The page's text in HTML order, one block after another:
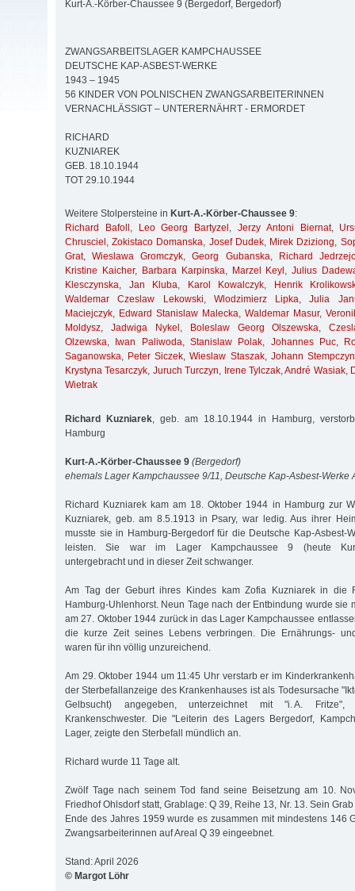
Kurt-A.-Körber-Chaussee 9 (Bergedorf, Bergedorf)
ZWANGSARBEITSLAGER KAMPCHAUSSEE
DEUTSCHE KAP-ASBEST-WERKE
1943 – 1945
56 KINDER VON POLNISCHEN ZWANGSARBEITERINNEN
VERNACHLÄSSIGT – UNTERERNÄHRT - ERMORDET
RICHARD
KUZNIAREK
GEB. 18.10.1944
TOT 29.10.1944
Weitere Stolpersteine in Kurt-A.-Körber-Chaussee 9:
Richard Bafoll , Leo Georg Bartyzel ,Jerzy Antoni Biernat,
Chrusciel ,Zokistaco Domanska, Josef Dudek, Mirek Dziziong,
Grat,Wieslawa Gromczyk,Georg Gubanska,
Richard
Kristine Kaicher, Barbara Karpinska, Marzel Keyl ,Julius
Klesczynska, Jan Kluba, Karol Kowalczyk,
Henrik
Waldemar Czeslaw Lekowski, Wlodzimierz Lipka,Julia
Maciejczyk, Edward Stanislaw Malecka, Waldemar Masur,
Moldysz, Jadwiga Nykel , Boleslaw Georg Olszewska,
Olzewska, Iwan Paliwoda,Stanislaw Polak, Johannes Puc,
Saganowska, Peter Siczek,Wieslaw Staszak, Johann
Krystyna Tesarczyk, Juruch Turczyn, Irene Tylczak,André Wasiak,
Wietrak
Richard Kuzniarek , geb. am 18.10.1944 in Hamburg,
Hamburg
Kurt-A.-Körber-Chaussee 9 (Bergedorf)
ehemals Lager Kampchaussee 9/11, Deutsche Kap-Asbest-Werke
Richard Kuzniarek kam am 18. Oktober 1944 in Hamburg zur
Kuzniarek, geb. am 8.5.1913 in Psary, war ledig. Aus ihrer
musste sie in Hamburg-Bergedorf für die Deutsche Kap-Asbest-
leisten. Sie war im Lager Kampchaussee 9 (heute Kurt-
untergebracht und in dieser Zeit schwanger.
Am Tag der Geburt ihres Kindes kam Zofia Kuzniarek in die
Hamburg-Uhlenhorst. Neun Tage nach der Entbindung wurde sie
am 27. Oktober 1944 zurück in das Lager Kampchaussee
die kurze Zeit seines Lebens verbringen. Die Ernährungs-
waren für ihn völlig unzureichend.
Am 29. Oktober 1944 um 11:45 Uhr verstarb er im
der Sterbefallanzeige des Krankenhauses ist als Todesursache
Gelbsucht) angegeben, unterzeichnet mit "i. A. Fritze",
Krankenschwester. Die "Leiterin des Lagers Bergedorf,
Lager, zeigte den Sterbefall mündlich an.
Richard wurde 11 Tage alt.
Zwölf Tage nach seinem Tod fand seine Beisetzung am 10.
Friedhof Ohlsdorf statt, Grablage: Q 39, Reihe 13, Nr. 13. Sein
Ende des Jahres 1959 wurde es zusammen mit mindestens 146
Zwangsarbeiterinnen auf Areal Q 39 eingeebnet.
Stand: April 2026
© Margot Löhr